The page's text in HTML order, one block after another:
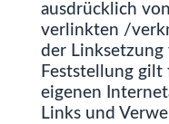
ausdrücklich
verlinkten /
der Linksetzung
Feststellung
eigenen
Links und